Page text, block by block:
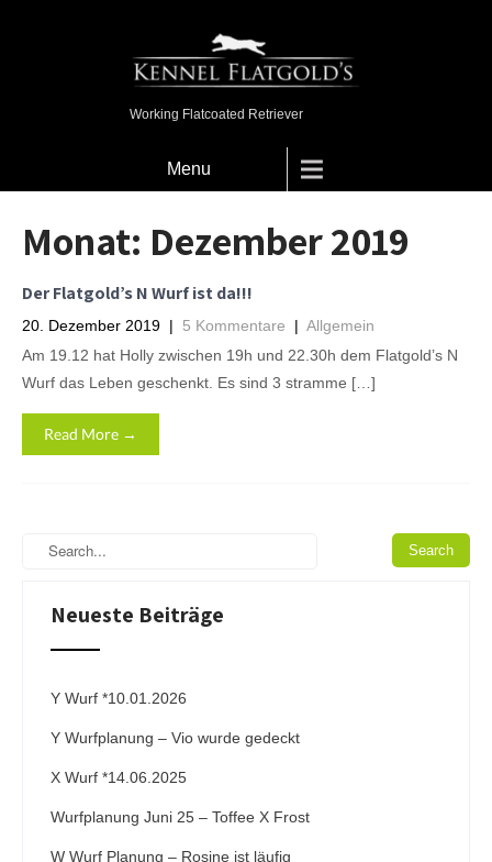
Working Flatcoated Retriever
Menu
Monat: Dezember 2019
Der Flatgold’s N Wurf ist da!!!
20. Dezember 2019 | 5 Kommentare | Allgemein
Am 19.12 hat Holly zwischen 19h und 22.30h dem Flatgold’s N
Wurf das Leben geschenkt. Es sind 3 stramme […]
Read More →
Neueste Beiträge
Y Wurf *10.01.2026
Y Wurfplanung – Vio wurde gedeckt
X Wurf *14.06.2025
Wurfplanung Juni 25 – Toffee X Frost
W Wurf Planung – Rosine ist läufig